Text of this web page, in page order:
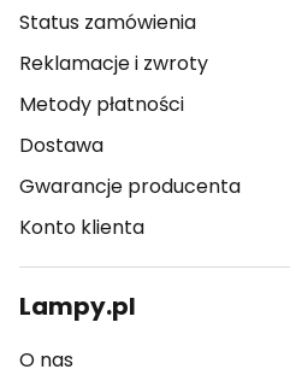
Status zamówienia
Reklamacje i zwroty
Metody płatności
Dostawa
Gwarancje producenta
Konto klienta
Lampy.pl
O nas